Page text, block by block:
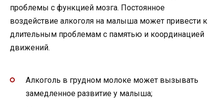
проблемы с функцией мозга. Постоянное
воздействие алкоголя на малыша может привести к
длительным проблемам с памятью и координацией
движений.
Алкоголь в грудном молоке может вызывать
замедленное развитие у малыша;